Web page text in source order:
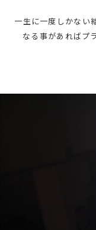
一生に一度しかない
なる事があればプ